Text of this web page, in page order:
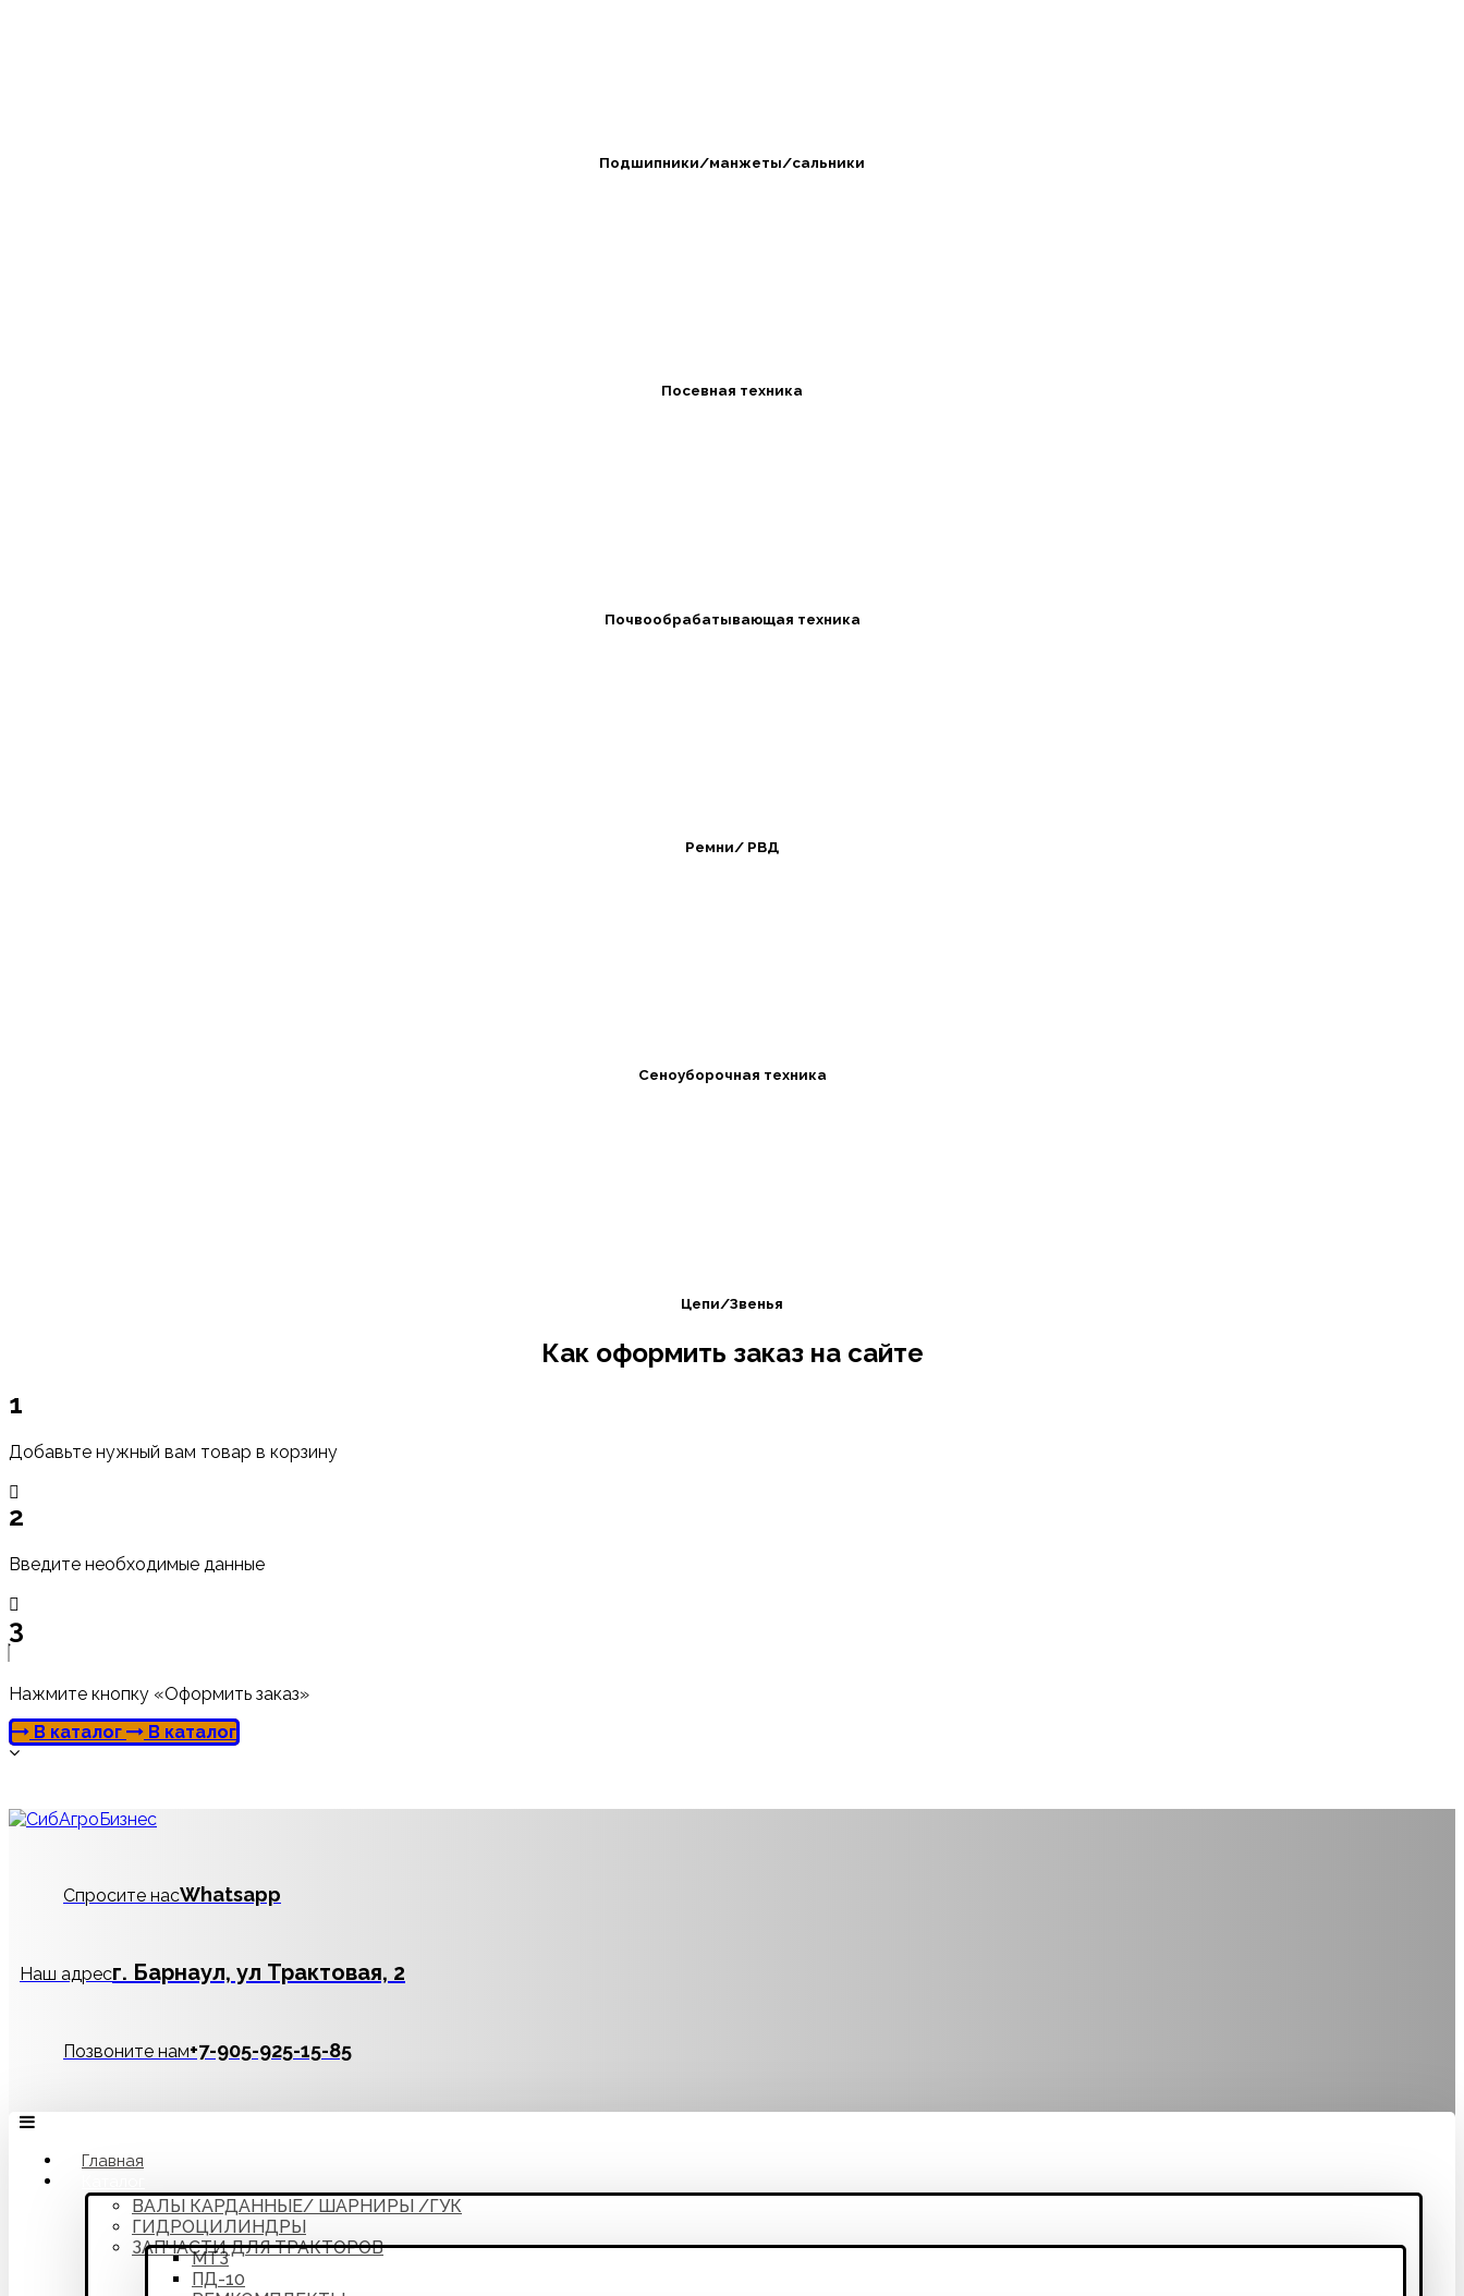
Подшипники/манжеты/сальники
Посевная техника
Почвообрабатывающая техника
Ремни/ РВД
Сеноуборочная техника
Цепи/Звенья
Как оформить заказ на сайте
1
Добавьте нужный вам товар в корзину
2
Введите необходимые данные
3
Нажмите кнопку «Оформить заказ»
В каталог
В каталог
Спросите насWhatsapp
Наш адресг. Барнаул, ул Трактовая, 2
Позвоните нам‪+7-905-925-15-85
Главная
ВАЛЫ КАРДАННЫЕ/ ШАРНИРЫ /ГУК
ГИДРОЦИЛИНДРЫ
ЗАПЧАСТИ ДЛЯ ТРАКТОРОВ
МТЗ
ПД-10